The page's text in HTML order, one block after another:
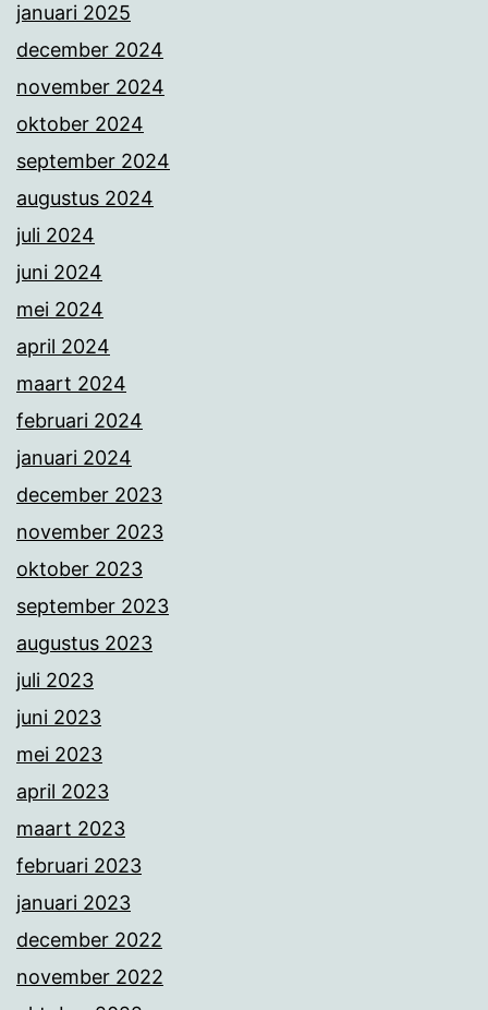
januari 2025
december 2024
november 2024
oktober 2024
september 2024
augustus 2024
juli 2024
juni 2024
mei 2024
april 2024
maart 2024
februari 2024
januari 2024
december 2023
november 2023
oktober 2023
september 2023
augustus 2023
juli 2023
juni 2023
mei 2023
april 2023
maart 2023
februari 2023
januari 2023
december 2022
november 2022